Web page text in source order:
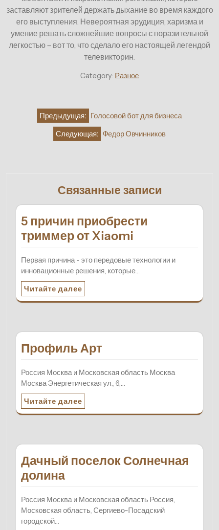
заставляют зрителей держать дыхание во время каждого
его выступления. Невероятная эрудиция, харизма и
умение решать сложнейшие вопросы с поразительной
легкостью – вот то, что сделало его настоящей легендой
телевикторин.
Category: Разное
Навигация
записям
Предыдущая: Голосовой бот для бизнеса
Следующая: Федор Овчинников
Связанные записи
5 причин приобрести
триммер от Xiaomi
Первая причина - это передовые технологии и
инновационные решения, которые…
Читайте далее
Профиль Арт
Россия Москва и Московская область Москва
Москва Энергетическая ул., 6,…
Читайте далее
Дачный поселок Солнечная
долина
Россия Москва и Московская область Россия,
Московская область, Сергиево-Посадский
городской…